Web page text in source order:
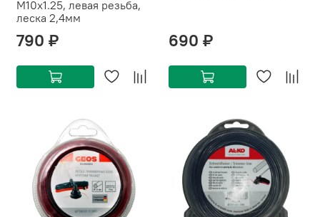
M10х1.25, левая резьба,
леска 2,4мм
790 ₽ 690 ₽